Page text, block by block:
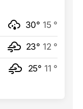
30° 15 °
23° 12 °
25° 11 °